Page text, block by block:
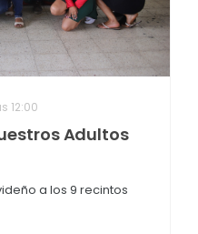
12:00
Adultos
a los 9 recintos